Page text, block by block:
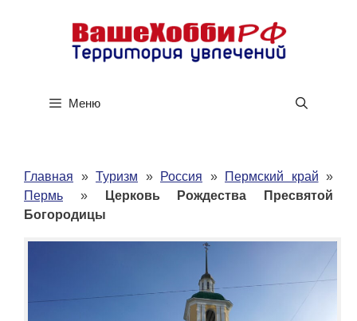
содержимому
Меню
Главная » Туризм » Россия » Пермский край »
Пермь »
Церковь Рождества Пресвятой
Богородицы